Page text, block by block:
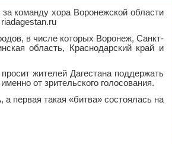
команду хора Воронежской области
в числе которых Воронеж, Санкт-
область, Краснодарский край и
жителей Дагестана поддержать
от зрительского голосования.
первая такая «битва» состоялась на